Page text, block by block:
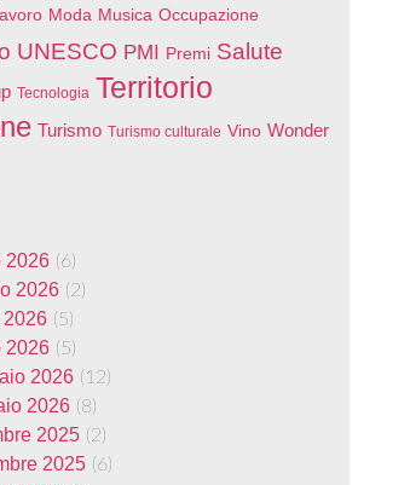
Moda Musica Occupazione
UNESCO PMI Premi Salute
Tecnologia Territorio
Turismo Turismo culturale Vino Wonder
2026(6)
2026(2)
(5)
2026(5)
2026(12)
2026(8)
2025(2)
2025(6)